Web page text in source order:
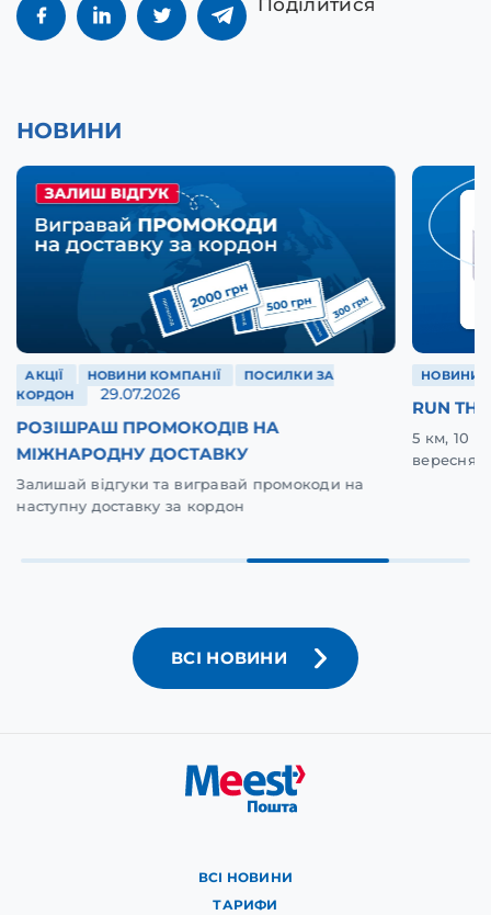
НОВИНИ
АКЦІЇ НОВИНИ КОМПАНІЇ
ПОСИЛКИ ЗА
КОРДОН
29.07.2026
РОЗІШРАШ ПРОМОКОДІВ НА
МІЖНАРОДНУ ДОСТАВКУ
Залишай відгуки та вигравай промокоди на
наступну доставку за кордон
НОВИНИ
RUN
5 км, 10
вересня
ВСІ НОВИНИ
ВСІ НОВИНИ
ТАРИФИ